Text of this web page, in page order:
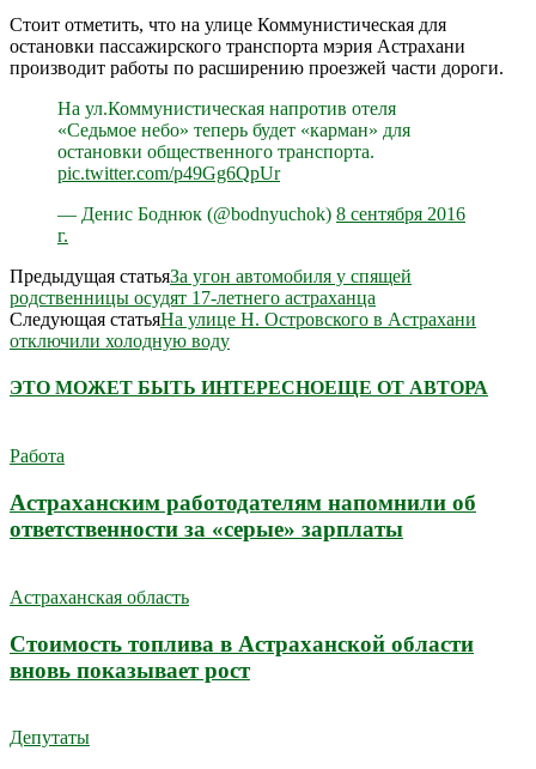
Стоит отметить, что на улице Коммунистическая для
остановки пассажирского транспорта мэрия Астрахани
производит работы по расширению проезжей части дороги.
На ул.Коммунистическая напротив отеля
«Седьмое небо» теперь будет «карман» для
остановки общественного транспорта.
pic.twitter.com/p49Gg6QpUr
— Денис Боднюк (@bodnyuchok) 8 сентября 2016
г.
Предыдущая статьяЗа угон автомобиля у спящей
родственницы осудят 17-летнего астраханца
Следующая статьяНа улице Н. Островского в Астрахани
отключили холодную воду
ЭТО МОЖЕТ БЫТЬ ИНТЕРЕСНОЕЩЕ ОТ АВТОРА
Работа
Астраханским работодателям напомнили об
ответственности за «серые» зарплаты
Астраханская область
Стоимость топлива в Астраханской области
вновь показывает рост
Депутаты